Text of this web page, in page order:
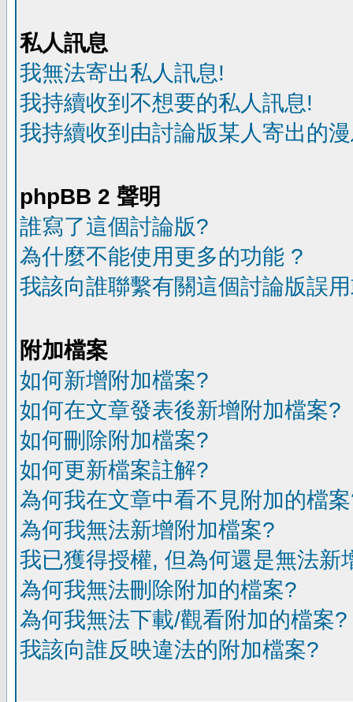
私人訊息
我無法寄出私人訊息!
我持續收到不想要的私人訊息!
我持續收到由討論版某人寄出的
phpBB 2 聲明
誰寫了這個討論版?
為什麼不能使用更多的功能 ?
我該向誰聯繫有關這個討論版誤
附加檔案
如何新增附加檔案?
如何在文章發表後新增附加檔案?
如何刪除附加檔案?
如何更新檔案註解?
為何我在文章中看不見附加的檔
為何我無法新增附加檔案?
我已獲得授權, 但為何還是無法新
為何我無法刪除附加的檔案?
為何我無法下載/觀看附加的檔案?
我該向誰反映違法的附加檔案?